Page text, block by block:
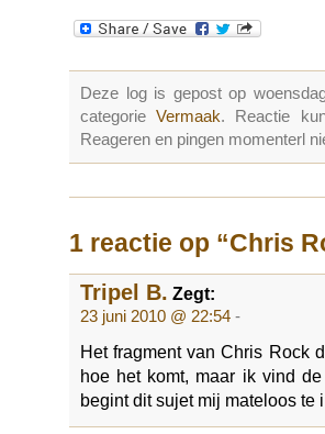
Deze log is gepost op
categorieVermaak. Reactie
Reageren en pingen momenterl
1 reactie op “Chris
Tripel B. Zegt:
23 juni 2010 @ 22:54 -
Het fragment van Chris Rock
hoe het komt, maar ik vind
begint dit sujet mij mateloos te